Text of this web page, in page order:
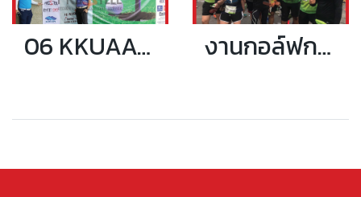
06 KKUAAA CHARITY GOLF 2018 งานกอล์ฟการกุศลวาระครบรอบ 30 ปี งานกอล์ฟการกุศลวาระครบรอบ 30 ปี